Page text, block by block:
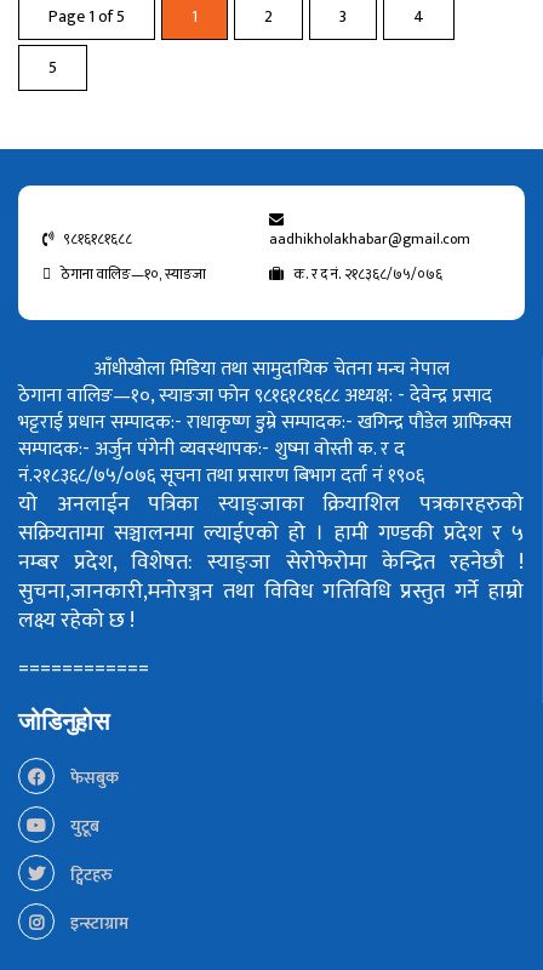
Page 1 of 5 1 2 3
4
5
९८१६१८१६८८
aadhikholakhabar@gmail.com
ठेगाना वालिङ—१०, स्याङजा
क. र द नं. २१८३६८/७५/०७६
आँधीखोला मिडिया तथा सामुदायिक चेतना मन्च नेपाल
ठेगाना वालिङ—१०, स्याङजा फोन ९८१६१८१६८८अध्यक्ष: - देवेन्द्र प्रसाद
भट्टराईप्रधान सम्पादक:- राधाकृष्ण डुम्रेसम्पादक:- खगिन्द्र पौडेलग्राफिक्स
सम्पादक:- अर्जुन पंगेनीव्यवस्थापक:- शुष्मा वोस्तीक. र द
नं.२१८३६८/७५/०७६सूचना तथा प्रसारण बिभाग दर्ता नं १९०६
यो अनलाईन पत्रिका स्याङ्जाका क्रियाशिल पत्रकारहरुको
सक्रियतामा सञ्चालनमा ल्याईएको हो । हामी गण्डकी प्रदेश र ५
नम्बर प्रदेश, विशेषत: स्याङ्जा सेरोफेरोमा केन्द्रित रहनेछौ !
सुचना,जानकारी,मनोरञ्जन तथा विविध गतिविधि प्रस्तुत गर्ने हाम्रो
लक्ष्य रहेको छ !
============
जोडिनुहोस
फेसबुक
युटूब
ट्विटहरु
इन्स्टाग्राम